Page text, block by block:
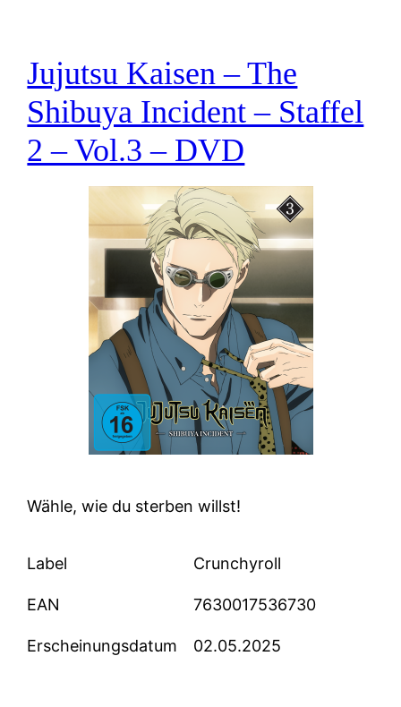
Jujutsu Kaisen – The
Shibuya Incident – Staffel
2 – Vol.3 – DVD
Wähle, wie du sterben willst!
Label Crunchyroll
EAN 7630017536730
Erscheinungsdatum 02.05.2025